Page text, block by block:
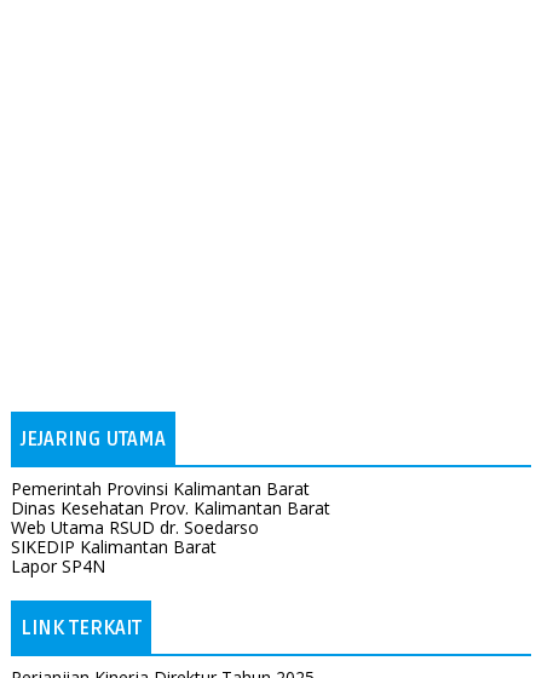
JEJARING UTAMA
Pemerintah Provinsi Kalimantan Barat
Dinas Kesehatan Prov. Kalimantan Barat
Web Utama RSUD dr. Soedarso
SIKEDIP Kalimantan Barat
Lapor SP4N
LINK TERKAIT